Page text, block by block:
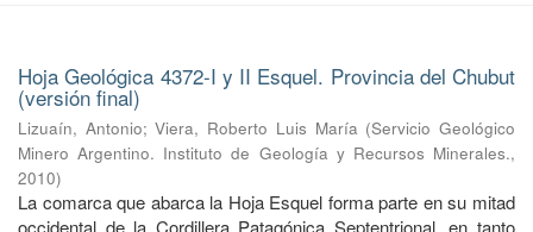
Hoja Geológica 4372-I y II Esquel. Provincia del Chubut
(versión final)
Lizuaín, Antonio;Viera, Roberto Luis María (Servicio Geológico
Minero Argentino. Instituto de Geología y Recursos Minerales.,
2010)
La comarca que abarca la Hoja Esquel forma parte en su mitad
occidental de la Cordillera Patagónica Septentrional, en tanto